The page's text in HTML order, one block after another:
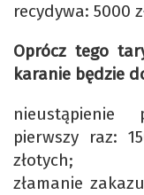
recydywa: 5000
Oprócz tego
karanie będzie
nieustąpienie
pierwszy raz:
złotych;
złamanie